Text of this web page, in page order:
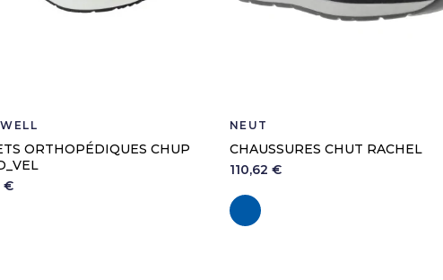
ORTHOPÉDIQUES CHUP
€
NEUT
CHAUSSURES CHUT RACHEL
110,62 €
Marine